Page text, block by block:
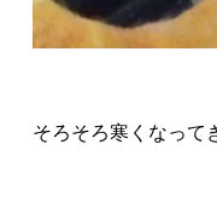
そろそろ寒くなって